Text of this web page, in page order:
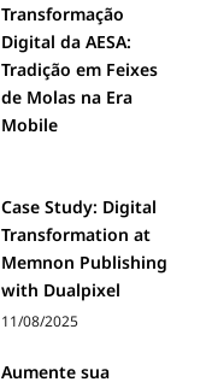
Transformação
Digital da AESA:
Tradição em Feixes
de Molas na Era
Mobile
Case Study: Digital
Transformation at
Memnon Publishing
with Dualpixel
11/08/2025
Aumente sua